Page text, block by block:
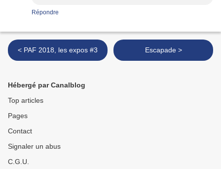
Répondre
< PAF 2018, les expos #3 Escapade >
Hébergé par Canalblog
Top articles
Pages
Contact
Signaler un abus
C.G.U.